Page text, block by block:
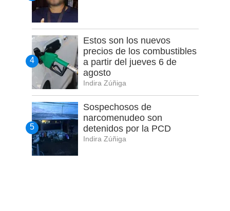
Estos son los nuevos
precios de los combustibles
a partir del jueves 6 de
agosto
Indira Zúñiga
Sospechosos de
narcomenudeo son
detenidos por la PCD
Indira Zúñiga